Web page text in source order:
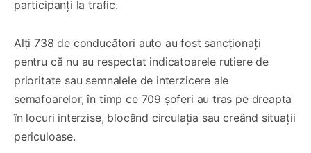
participanți la trafic.
Alți 738 de conducători auto au fost sancționați
pentru că nu au respectat indicatoarele rutiere de
prioritate sau semnalele de interzicere ale
semafoarelor, în timp ce 709 șoferi au tras pe dreapta
în locuri interzise, blocând circulația sau creând situații
periculoase.